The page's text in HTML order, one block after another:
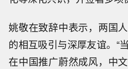
姚敬在致辞中表示，两国
的相互吸引与深厚友谊。“
在中国推广蔚然成风，中